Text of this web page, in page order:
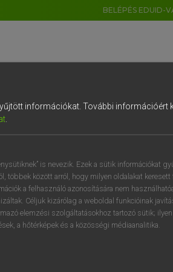
BELÉPÉS EDUID-
nagyszótár
információkat. További információért
.
is nevezik. Ezek a sütik információkat
többek között arról, hogy milyen oldalakat keresett
a felhasználó azonosítására nem
Céljuk kizárólag a weboldal funkcióinak
elemzési szolgáltatásokhoz tartozó sütik;
a hőtérképek és a közösségi médiaanalitika.
4 5 6 7 8 9
r t z u i
f g h j k l é
c v b n m , .